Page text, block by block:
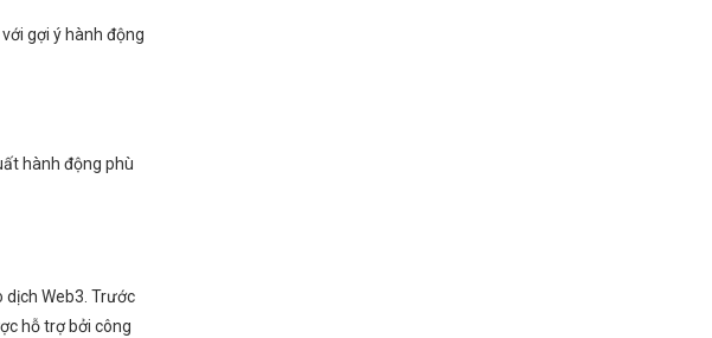
gợi ý hành động
hành động phù
Web3. Trước
hỗ trợ bởi công